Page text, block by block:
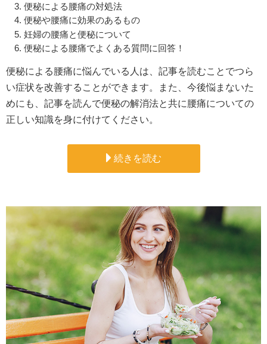
便秘による腰痛の対処法
便秘や腰痛に効果のあるもの
妊婦の腰痛と便秘について
便秘による腰痛でよくある質問に回答！
便秘による腰痛に悩んでいる人は、記事を読むことでつら
い症状を改善することができます。また、今後悩まないた
めにも、記事を読んで便秘の解消法と共に腰痛についての
正しい知識を身に付けてください。
続きを読む